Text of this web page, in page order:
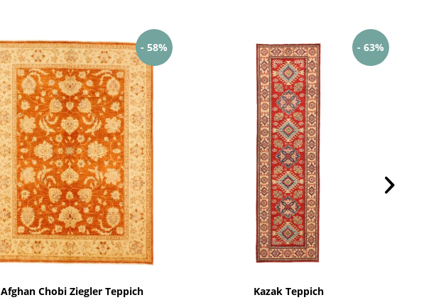
- 58%
Afghan Chobi Ziegler Teppich
- 63%
Kazak Teppich